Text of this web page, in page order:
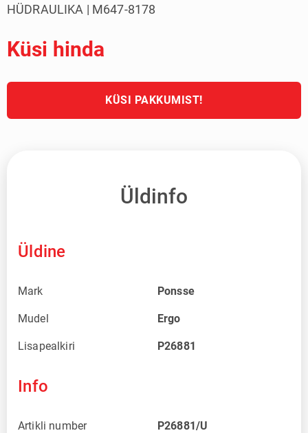
HÜDRAULIKA | M647-8178
Küsi hinda
KÜSI PAKKUMIST!
Üldinfo
Üldine
Mark Ponsse
Mudel Ergo
Lisapealkiri P26881
Info
Artikli number P26881/U